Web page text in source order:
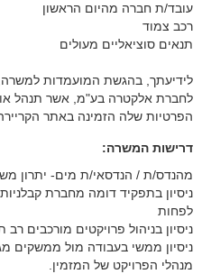
עובד/ת חברה מהיום הראשון
רכב צמוד
תנאים סוציאליים מעולים
לידיעתך, בהגשת המועמדות למשרה,
לחברת אלקטרה בע"מ, אשר תנהל
הפרטיות שלה הזמינה באתר
דרישות המשרה:
מהנדס/ת / הנדסאי/ת מים- יתרון
ניסיון בתפקיד דומה מחברת
לפחות
ניסיון בניהול פרויקטים מורכבים
ניסיון ממשי בעבודה מול ממשקים
מנהלי הפרויקט של המזמין.